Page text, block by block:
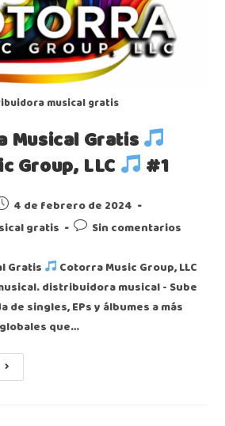
musical gratis
Musical Gratis
Group, LLC
#1
4 de febrero de 2024
gratis
Sin comentarios
Gratis
Cotorra Music Group, LLC
distribuidora musical - Sube
de singles, EPs y álbumes a más
que…